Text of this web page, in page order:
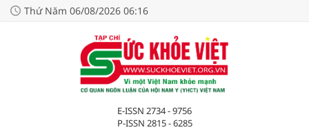
Thứ Năm 06/08/2026 06:16
E-ISSN 2734 - 9756
P-ISSN 2815 - 6285